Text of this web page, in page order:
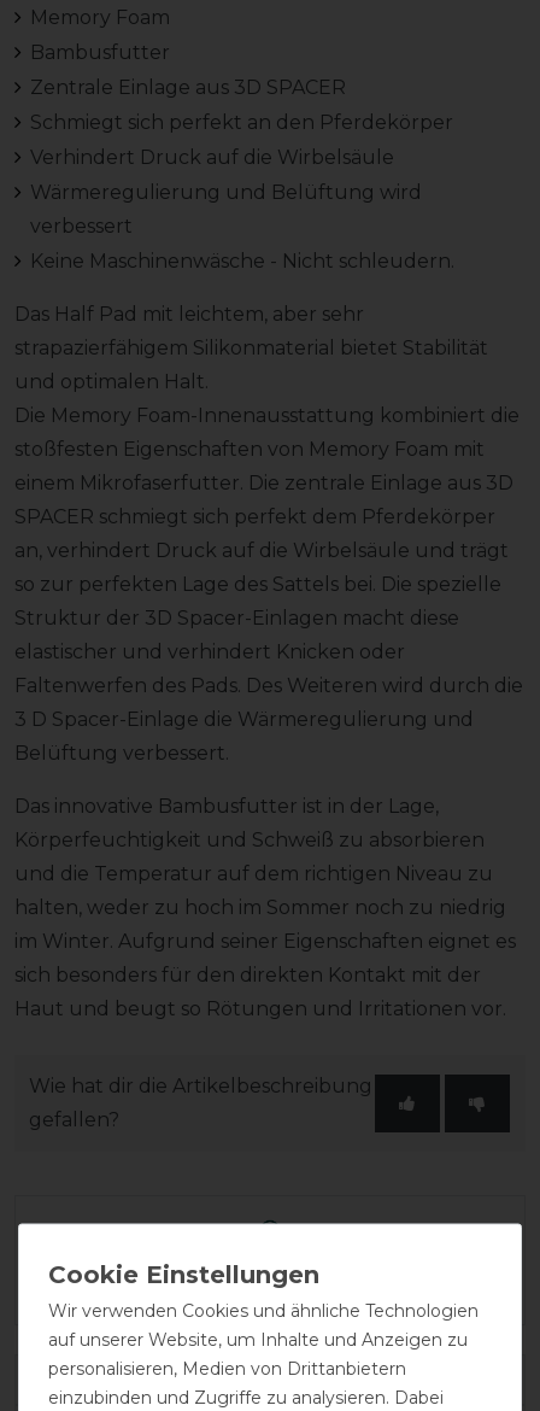
Memory Foam
Bambusfutter
Zentrale Einlage aus 3D SPACER
Schmiegt sich perfekt an den Pferdekörper
Verhindert Druck auf die Wirbelsäule
Wärmeregulierung und Belüftung wird
verbessert
Keine Maschinenwäsche - Nicht schleudern.
Das Half Pad mit leichtem, aber sehr
strapazierfähigem Silikonmaterial bietet Stabilität
und optimalen Halt.
Die Memory Foam-Innenausstattung kombiniert die
stoßfesten Eigenschaften von Memory Foam mit
einem Mikrofaserfutter. Die zentrale Einlage aus 3D
SPACER schmiegt sich perfekt dem Pferdekörper
an, verhindert Druck auf die Wirbelsäule und trägt
so zur perfekten Lage des Sattels bei. Die spezielle
Struktur der 3D Spacer-Einlagen macht diese
elastischer und verhindert Knicken oder
Faltenwerfen des Pads. Des Weiteren wird durch die
3 D Spacer-Einlage die Wärmeregulierung und
Belüftung verbessert.
Das innovative Bambusfutter ist in der Lage,
Körperfeuchtigkeit und Schweiß zu absorbieren
und die Temperatur auf dem richtigen Niveau zu
halten, weder zu hoch im Sommer noch zu niedrig
im Winter. Aufgrund seiner Eigenschaften eignet es
sich besonders für den direkten Kontakt mit der
Haut und beugt so Rötungen und Irritationen vor.
Wie hat dir die Artikelbeschreibung
gefallen?
Varianten-ID:65027
Wir verwenden Cookies und ähnliche Technologien
auf unserer Website, um Inhalte und Anzeigen zu
personalisieren, Medien von Drittanbietern
einzubinden und Zugriffe zu analysieren. Dabei